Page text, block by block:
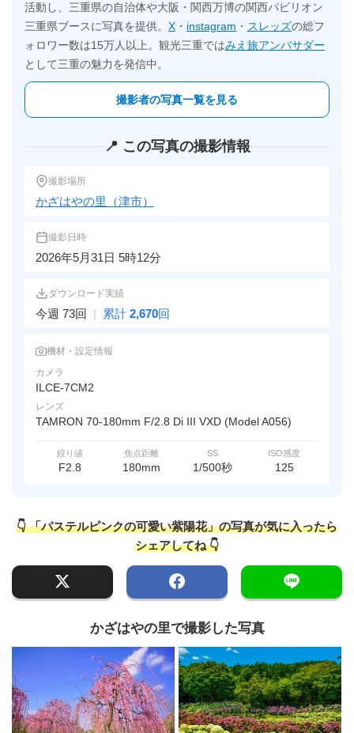
活動し、三重県の自治体や大阪・関西万博の関西パビリオン
三重県ブースに写真を提供。 X ・ instagram ・ スレッズの総フ
ォロワー数は15万人以上。観光三重ではみえ旅アンバサダー
として三重の魅力を発信中。
撮影者の写真一覧を見る
📍 この写真の撮影情報
撮影場所
かざはやの里（津市）
撮影日時
2026年5月31日 5時12分
ダウンロード実績
今週 73回 | 累計 2,670回
機材・設定情報
カメラ
ILCE-7CM2
レンズ
TAMRON 70-180mm F/2.8 Di III VXD (Model A056)
絞り値
F2.8
焦点距離
180mm
SS
1/500秒
ISO感度
125
👇 「パステルピンクの可愛い紫陽花」の写真が気に入ったら
シェアしてね 👇
かざはやの里で撮影した写真